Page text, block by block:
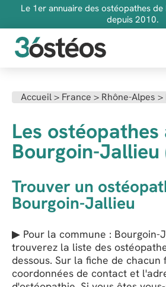
Le 1er annuaire des ostéopathes
depuis 2010.
Inscrire son cabinet
Accueil> France > Rhône-Alpes >
Les ostéopathes
Bourgoin-Jallieu
Trouver un
Bourgoin-Jallieu
▶ Pour la commune : Bourgoin-
trouverez la liste des
dessous. Sur la fiche de chacun
coordonnées de contact et